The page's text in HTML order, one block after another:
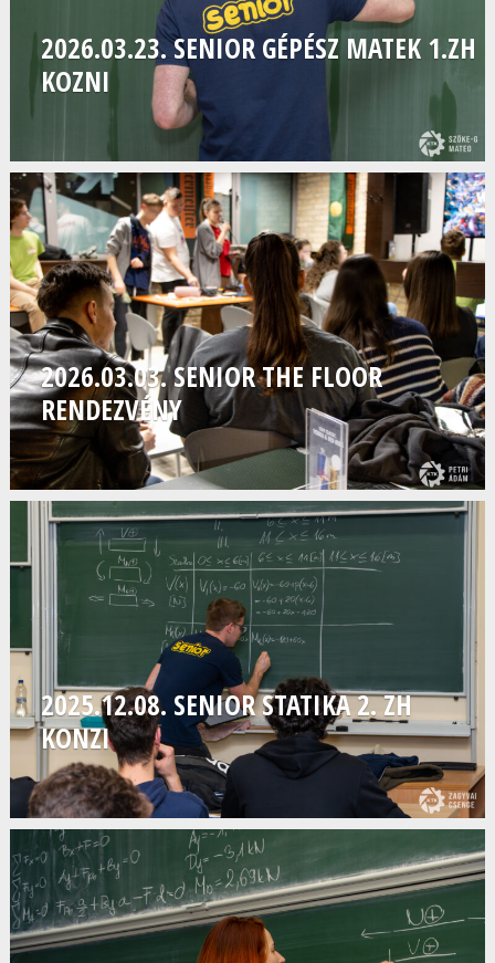
2026.03.23. SENIOR GÉPÉSZ MATEK 1.ZH
KOZNI
2026.03.03. SENIOR THE FLOOR
RENDEZVÉNY
2025.12.08. SENIOR STATIKA 2. ZH
KONZI